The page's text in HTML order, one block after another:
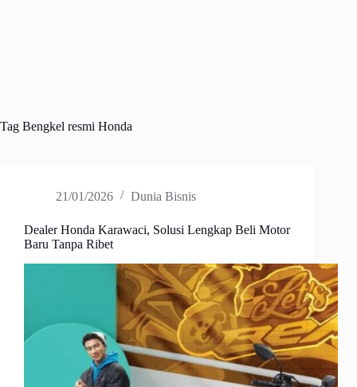
Tag Bengkel resmi Honda
21/01/2026 Dunia Bisnis
Dealer Honda Karawaci, Solusi Lengkap Beli Motor
Baru Tanpa Ribet